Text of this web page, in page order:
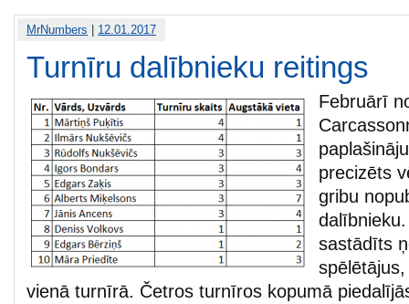
MrNumbers 12.01.2017
Turnīru dalībnieku reitings
Februārī
precizēts
gribu
sastādīts
vienā turnīrā. Četros turnīros kopumā